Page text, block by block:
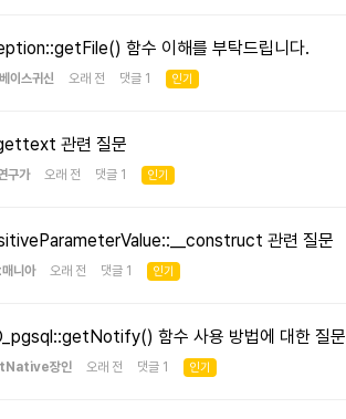
함수 이해를 부탁드립니다.
이스귀신 오래 전 댓글 1 인기
관련 질문
구가 오래 전 댓글 1 인기
관련 질문
니아 오래 전 댓글 1 인기
함수 사용 방법에 대한 질문
장인 오래 전 댓글 1 인기